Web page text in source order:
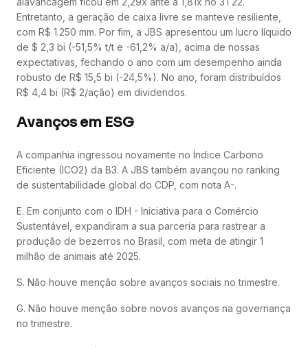
Entretanto, a geração de caixa livre se manteve resiliente,
com R$ 1.250 mm. Por fim, a JBS apresentou um lucro líquido
de $ 2,3 bi (-51,5% t/t e -61,2% a/a), acima de nossas
expectativas, fechando o ano com um desempenho ainda
robusto de R$ 15,5 bi (-24,5%). No ano, foram distribuídos
R$ 4,4 bi (R$ 2/ação) em dividendos.
Avanços em ESG
A companhia ingressou novamente no Índice Carbono
Eficiente (ICO2) da B3. A JBS também avançou no ranking
de sustentabilidade global do CDP, com nota A-.
E. Em conjunto com o IDH - Iniciativa para o Comércio
Sustentável, expandiram a sua parceria para rastrear a
produção de bezerros no Brasil, com meta de atingir 1
milhão de animais até 2025.
S. Não houve menção sobre avanços sociais no trimestre.
G. Não houve menção sobre novos avanços na governança
no trimestre.